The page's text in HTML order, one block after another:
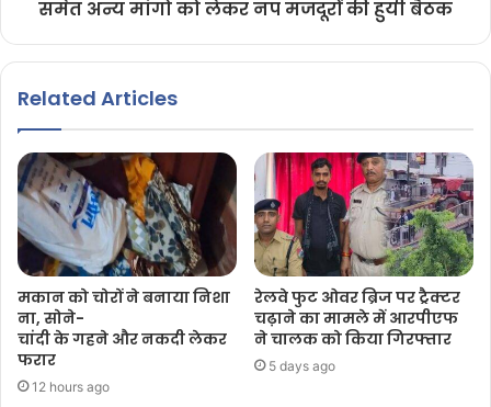
समेत अन्य मांगो को लेकर नप मजदूरों की हुयी बैठक
Related Articles
मकान को चोरों ने बनाया निशा
ना, सोने-
चांदी के गहने और नकदी लेकर
फरार
12 hours ago
रेलवे फुट ओवर ब्रिज पर ट्रैक्टर
चढ़ाने का मामले में आरपीएफ
ने चालक को किया गिरफ्तार
5 days ago